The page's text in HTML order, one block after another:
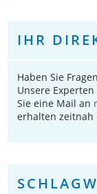
IHR
Haben Sie
Unsere
Sie eine Mail an
erhalten zeitnah